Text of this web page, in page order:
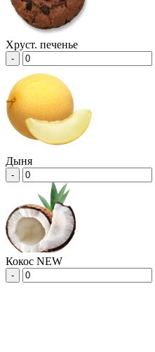
Хруст. печенье
-
Дыня
-
Кокос NEW
-